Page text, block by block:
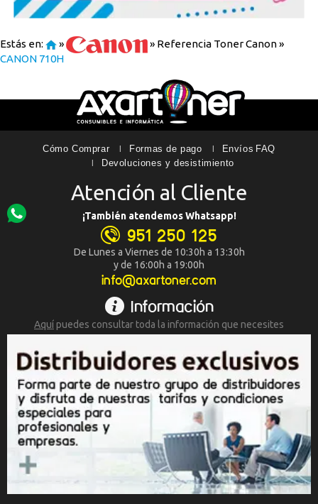
Estás en: » » Referencia Toner Canon»
CANON 710H
Cómo Comprar Formas de pago Envíos FAQ
Devoluciones y desistimiento
Atención al Cliente
¡También atendemos Whatsapp!
951 250 125
De Lunes a Viernes de 10:30h a 13:30h
y de 16:00h a 19:00h
info@axartoner.com
Información
Aquípuedes consultar toda la información que necesites